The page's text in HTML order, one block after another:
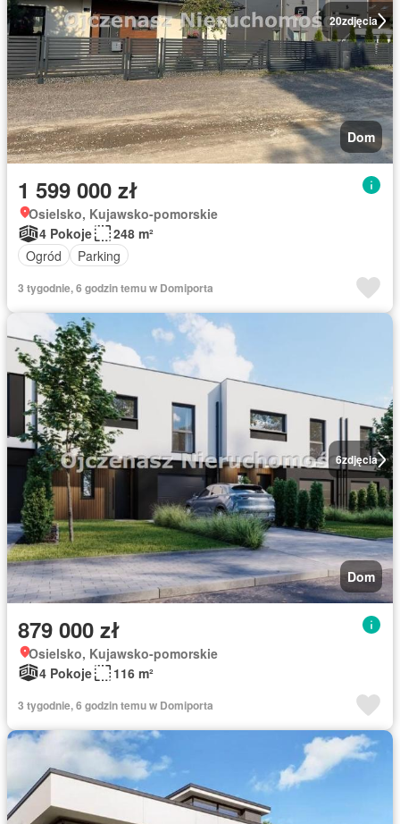
20zdjęcia
Dom
1 599 000 zł
Osielsko, Kujawsko-pomorskie
4 Pokoje
248 m²
Ogród
Parking
3 tygodnie, 6 godzin temu w Domiporta
6zdjęcia
Dom
879 000 zł
Osielsko, Kujawsko-pomorskie
4 Pokoje
116 m²
3 tygodnie, 6 godzin temu w Domiporta